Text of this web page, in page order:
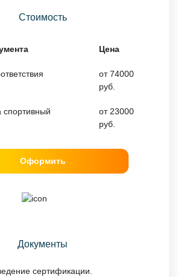
Стоимость
Цена
от 74000
руб.
спортивный
от 23000
руб.
Оформить
Документы
сертификации.